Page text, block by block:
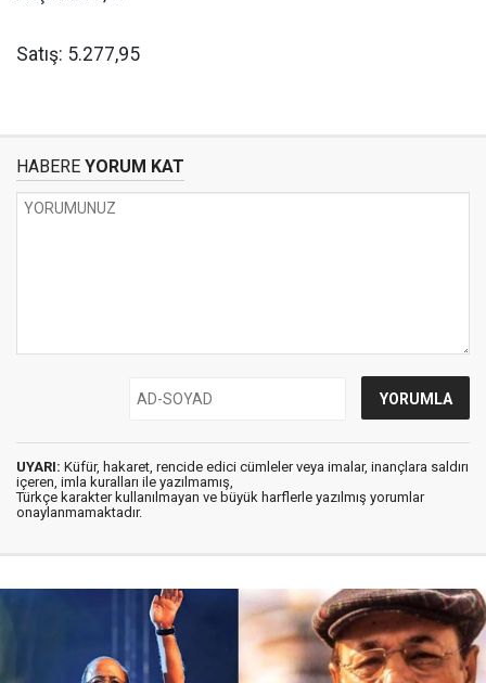
Satış: 5.277,95
HABERE YORUM KAT
UYARI: Küfür, hakaret, rencide edici cümleler veya imalar, inançlara saldırı
içeren, imla kuralları ile yazılmamış,
Türkçe karakter kullanılmayan ve büyük harflerle yazılmış yorumlar
onaylanmamaktadır.